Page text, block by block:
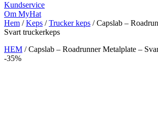
Kundservice
Om MyHat
Hem / Keps / Trucker keps / Capslab –
Svart truckerkeps
HEM /Capslab – Roadrunner Metalplate –
-35%